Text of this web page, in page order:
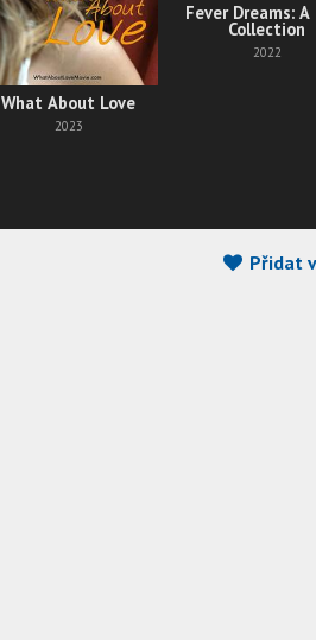
What About Love
2023
Fever Dreams: A
Collection
2022
Přidat